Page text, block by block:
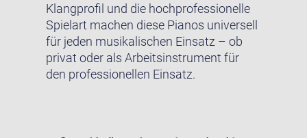
Klangprofil und die hochprofessionelle
Spielart machen diese Pianos universell
für jeden musikalischen Einsatz – ob
privat oder als Arbeitsinstrument für
den professionellen Einsatz.